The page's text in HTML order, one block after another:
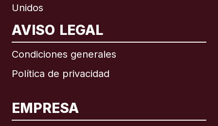
Unidos
AVISO LEGAL
Condiciones generales
Política de privacidad
EMPRESA